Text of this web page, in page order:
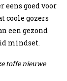
eens goed voor
coole gozers
een gezond
mindset.
toffe nieuwe